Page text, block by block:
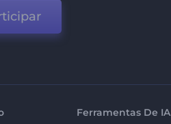
Ferramentas De IA